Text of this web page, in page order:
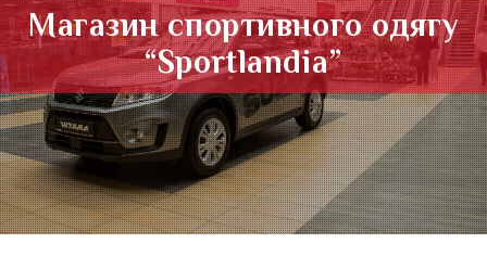
Магазин спортивного одягу
“Sportlandia”